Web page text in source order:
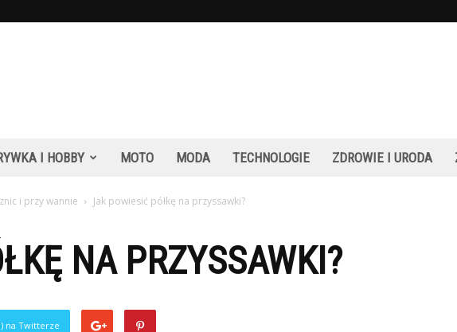
I HOBBY MOTO MODA TECHNOLOGIE ZDROWIE I URODA
i przy wannie Jak powiesić półkę na przyssawki?
NA PRZYSSAWKI?
na Twitterze